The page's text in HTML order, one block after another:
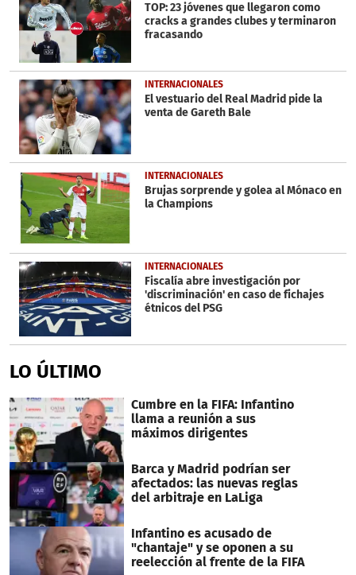
TOP: 23 jóvenes que llegaron como
cracks a grandes clubes y terminaron
fracasando
INTERNACIONALES
El vestuario del Real Madrid pide la
venta de Gareth Bale
INTERNACIONALES
Brujas sorprende y golea al Mónaco en
la Champions
INTERNACIONALES
Fiscalía abre investigación por
'discriminación' en caso de fichajes
étnicos del PSG
LO ÚLTIMO
Cumbre en la FIFA: Infantino
llama a reunión a sus
máximos dirigentes
Barca y Madrid podrían ser
afectados: las nuevas reglas
del arbitraje en LaLiga
Infantino es acusado de
"chantaje" y se oponen a su
reelección al frente de la FIFA